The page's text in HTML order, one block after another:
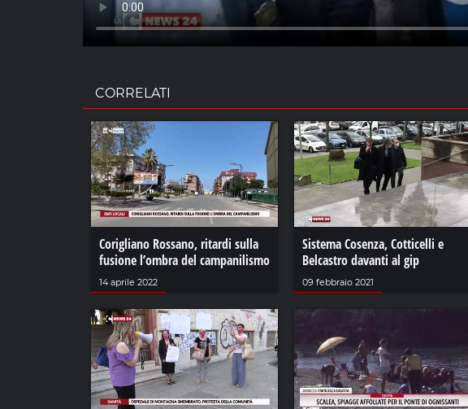
CORRELATI
Corigliano Rossano, ritardi sulla
fusione l’ombra del campanilismo
14 aprile 2022
Sistema Cosenza, Cotticelli e
Belcastro davanti al gip
09 febbraio 2021